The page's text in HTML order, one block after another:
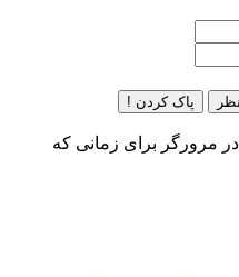
پاک کردن !
مرورگر برای زمانی که